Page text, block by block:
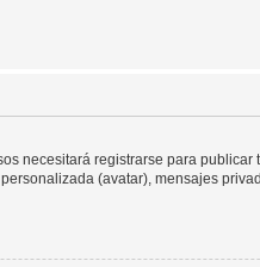
necesitará registrarse para
(avatar), mensajes